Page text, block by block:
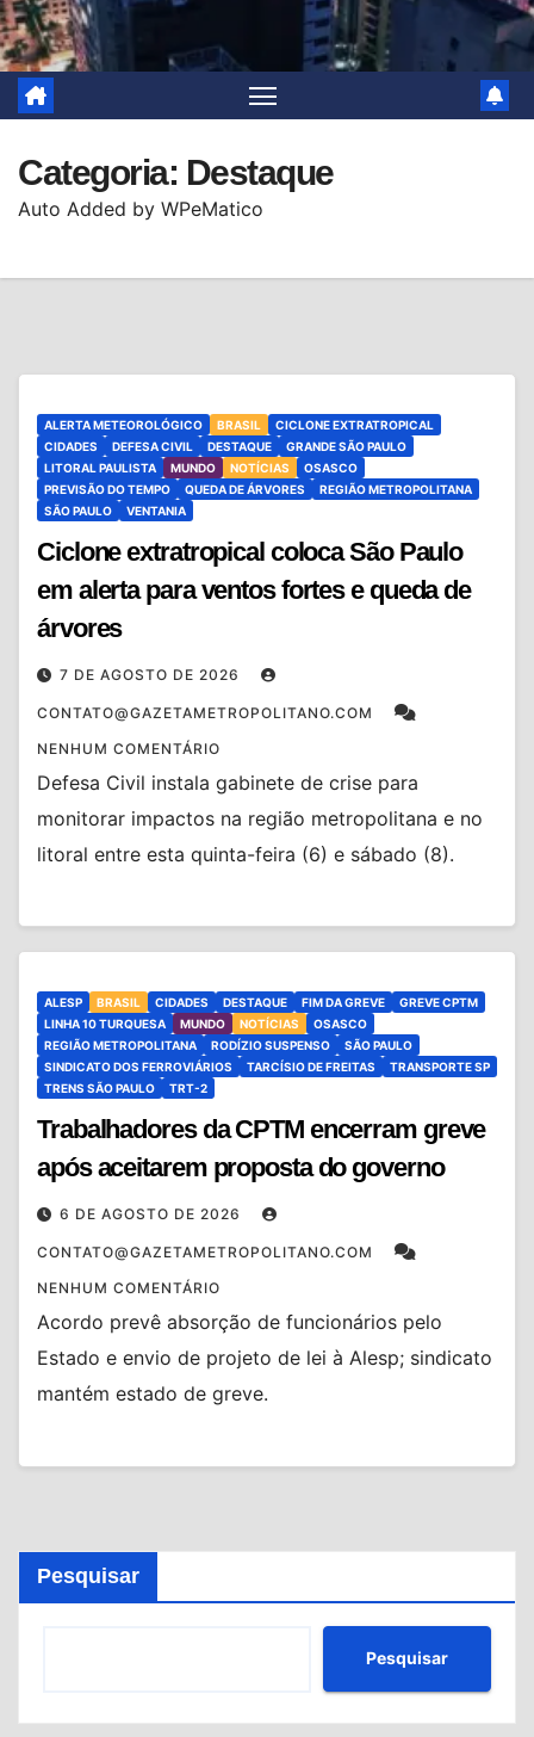
Categoria: Destaque
Auto Added by WPeMatico
ALERTA METEOROLÓGICO BRASIL
CICLONE EXTRATROPICAL
CIDADES
DEFESA CIVIL DESTAQUE
GRANDE SÃO PAULO
LITORAL PAULISTA
MUNDO NOTÍCIAS
OSASCO
PREVISÃO DO TEMPO
QUEDA DE ÁRVORES
REGIÃO METROPOLITANA
SÃO PAULO
VENTANIA
Ciclone extratropical coloca São Paulo
em alerta para ventos fortes e queda de
árvores
7 DE AGOSTO DE 2026
CONTATO@GAZETAMETROPOLITANO.COM
NENHUM COMENTÁRIO
Defesa Civil instala gabinete de crise para
monitorar impactos na região metropolitana e no
litoral entre esta quinta-feira (6) e sábado (8).
ALESP BRASIL CIDADES DESTAQUE FIM DA GREVE
GREVE CPTM
LINHA 10 TURQUESA
MUNDO NOTÍCIAS
OSASCO
REGIÃO METROPOLITANA
RODÍZIO SUSPENSO
SÃO PAULO
SINDICATO DOS FERROVIÁRIOS
TARCÍSIO DE FREITAS
TRANSPORTE SP
TRENS SÃO PAULO
TRT-2
Trabalhadores da CPTM encerram greve
após aceitarem proposta do governo
6 DE AGOSTO DE 2026
CONTATO@GAZETAMETROPOLITANO.COM
NENHUM COMENTÁRIO
Acordo prevê absorção de funcionários pelo
Estado e envio de projeto de lei à Alesp; sindicato
mantém estado de greve.
Pesquisar
Pesquisar